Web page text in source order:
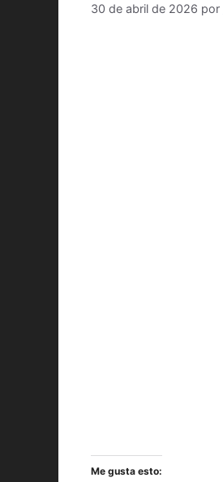
30 de abril de 2026 por
Me gusta esto: